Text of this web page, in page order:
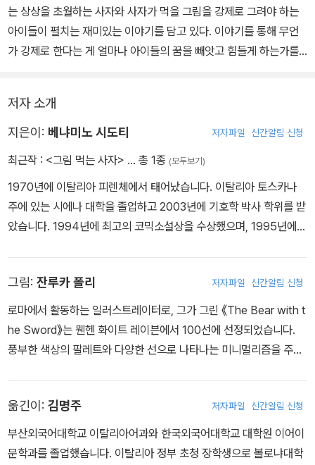
는 상상을 초월하는 사자와 사자가 먹을 그림을 강제로 그려야 하는
아이들이 펼치는 재미있는 이야기를 담고 있다. 이야기를 통해 무언
가 강제로 한다는 게 얼마나 아이들의 꿈을 빼앗고 힘들게 하는가를
그림 먹는 사자가 사는 마을에는 아이들 그림이 남아나질 않는다. 어
른들이 그린 그림은 여기저기 걸려 있어도 아이들 그림은 그리자마자
나 그려야 하는 아이들.
부모들은 배고픈 사자에게 잡아먹힐까 봐 아이들에게 그림을 많이 그
리라고 재촉하고, 그림 먹는 사자가 사는 나라 아이들은 결국 그림 그
데….
저자 소개
지은이: 베냐미노 시도티 저자파일 신간알림 신청
최근작 : <그림 먹는 사자> … 총 1종 (모두보기)
1970년에 이탈리아 피렌체에서 태어났습니다. 이탈리아 토스카나
주에 있는 시에나 대학을 졸업하고 2003년에 기호학 박사 학위를 받
았습니다. 1994년에 최고의 코믹소설상을 수상했으며, 1995년에는
『그림 먹는 사자』를 출간했습니다.
그림: 잔루카 폴리 저자파일 신간알림 신청
로마에서 활동하는 일러스트레이터로, 그가 그린 《The Bear with t
he Sword》는 뭰헨 화이트 레이븐에서 100선에 선정되었습니다.
풍부한 색상의 팔레트와 다양한 선으로 나타나는 미니멀리즘을 주로
옮긴이: 김명주 저자파일 신간알림 신청
부산외국어대학교 이탈리아어과와 한국외국어대학교 대학원 이어이
문학과를 졸업했습니다. 이탈리아 정부 초청 장학생으로 볼로냐대학